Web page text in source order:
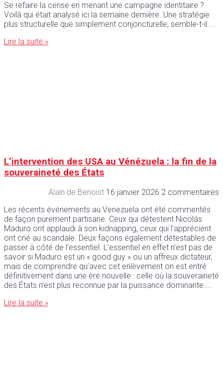
Se refaire la cerise en menant une campagne identitaire ?
Voilà qui était analysé ici la semaine dernière. Une stratégie
plus structurelle que simplement conjoncturelle, semble-t-il.
Lire la suite »
L’intervention des USA au Vénézuela : la fin de la
souveraineté des États
Alain de Benoist 16 janvier 2026 2 commentaires
Les récents événements au Venezuela ont été commentés
de façon purement partisane. Ceux qui détestent Nicolás
Maduro ont applaudi à son kidnapping, ceux qui l’apprécient
ont crié au scandale. Deux façons également détestables de
passer à côté de l’essentiel. L’essentiel en effet n’est pas de
savoir si Maduro est un « good guy » ou un affreux dictateur,
mais de comprendre qu’avec cet enlèvement on est entré
définitivement dans une ère nouvelle : celle où la souveraineté
des États n’est plus reconnue par la puissance dominante.
Lire la suite »